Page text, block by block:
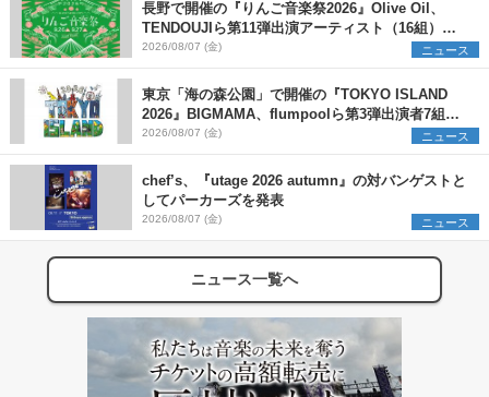
長野で開催の『りんご音楽祭2026』Olive Oil、
TENDOUJIら第11弾出演アーティスト（16組）を
発表
2026/08/07 (金) ニュース
東京「海の森公園」で開催の『TOKYO ISLAND
2026』BIGMAMA、flumpoolら第3弾出演者7組を
発表 ワークショップ・アート出展者を募集
2026/08/07 (金) ニュース
chef’s、『utage 2026 autumn』の対バンゲストと
してパーカーズを発表
2026/08/07 (金) ニュース
ニュース一覧へ